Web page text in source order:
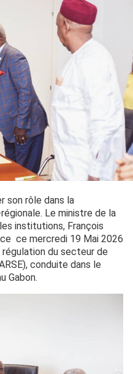
son rôle dans la
Le ministre de la
institutions, François
ce mercredi 19 Mai 2026
du secteur de
conduite dans le
Gabon.